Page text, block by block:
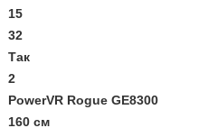
15
32
Так
2
PowerVR Rogue GE8300
160 см